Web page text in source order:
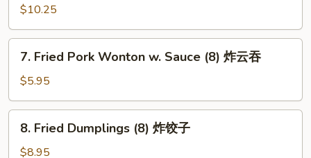
Chicken
Wings
(8)
$10.25
Fried
Pork
Wonton
w.
Sauce
(8)
7. Fried Pork Wonton w. Sauce (8) 炸云吞
$5.95
Fried
Dumplings
8. Fried Dumplings (8) 炸饺子
$8.95